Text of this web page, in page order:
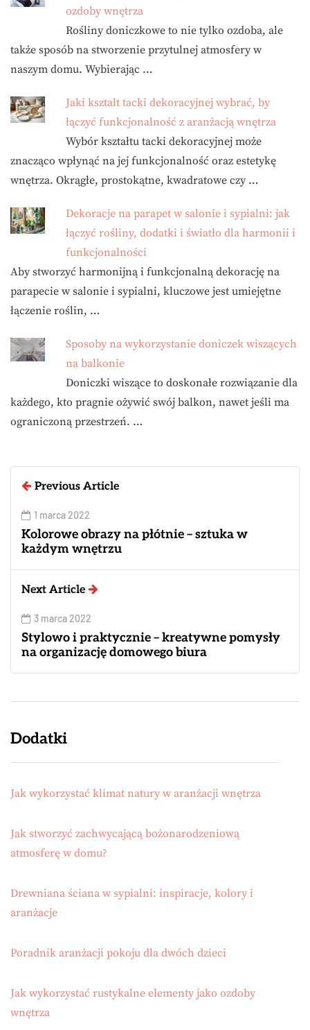
ozdoby wnętrza
Rośliny doniczkowe to nie tylko ozdoba, ale
także sposób na stworzenie przytulnej atmosfery w
naszym domu. Wybierając …
Jaki kształt tacki dekoracyjnej wybrać, by
łączyć funkcjonalność z aranżacją wnętrza
Wybór kształtu tacki dekoracyjnej może
znacząco wpłynąć na jej funkcjonalność oraz estetykę
wnętrza. Okrągłe, prostokątne, kwadratowe czy …
Dekoracje na parapet w salonie i sypialni: jak
łączyć rośliny, dodatki i światło dla harmonii i
funkcjonalności
Aby stworzyć harmonijną i funkcjonalną dekorację na
parapecie w salonie i sypialni, kluczowe jest umiejętne
łączenie roślin, …
Sposoby na wykorzystanie doniczek wiszących
na balkonie
Doniczki wiszące to doskonałe rozwiązanie dla
każdego, kto pragnie ożywić swój balkon, nawet jeśli ma
ograniczoną przestrzeń. …
Previous Article
1 marca 2022
Kolorowe obrazy na płótnie – sztuka w
każdym wnętrzu
Next Article
3 marca 2022
Stylowo i praktycznie – kreatywne pomysły
na organizację domowego biura
Dodatki
Jak wykorzystać klimat natury w aranżacji wnętrza
Jak stworzyć zachwycającą bożonarodzeniową
atmosferę w domu?
Drewniana ściana w sypialni: inspiracje, kolory i
aranżacje
Poradnik aranżacji pokoju dla dwóch dzieci
Jak wykorzystać rustykalne elementy jako ozdoby
wnętrza